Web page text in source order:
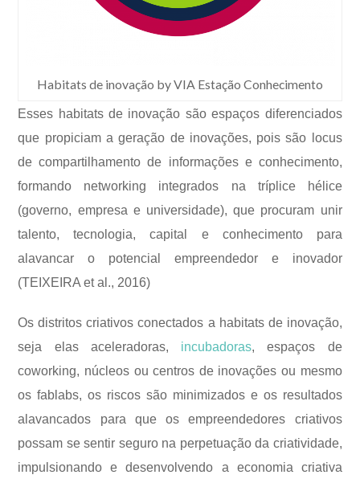
Habitats de inovação by VIA Estação Conhecimento
Esses habitats de inovação são espaços diferenciados
que propiciam a geração de inovações, pois são locus
de compartilhamento de informações e conhecimento,
formando networking integrados na tríplice hélice
(governo, empresa e universidade), que procuram unir
talento, tecnologia, capital e conhecimento para
alavancar o potencial empreendedor e inovador
(TEIXEIRA et al., 2016)
Os distritos criativos conectados a habitats de inovação,
seja elas aceleradoras, incubadoras, espaços de
coworking, núcleos ou centros de inovações ou mesmo
os fablabs, os riscos são minimizados e os resultados
alavancados para que os empreendedores criativos
possam se sentir seguro na perpetuação da criatividade,
impulsionando e desenvolvendo a economia criativa